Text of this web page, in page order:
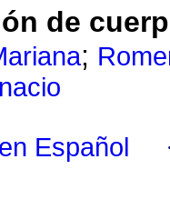
de
;
Español